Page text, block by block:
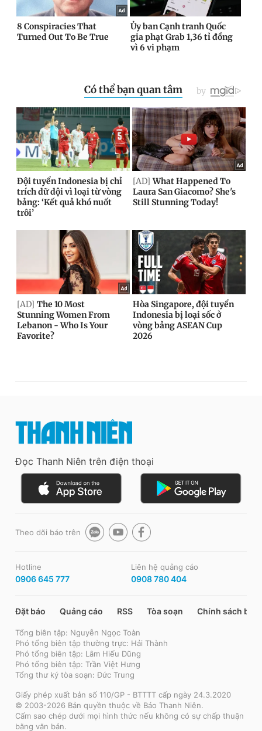
Đọc Thanh Niên trên điện thoại
Theo dõi báo trên
Hotline
0906 645 777
Liên hệ quảng cáo
0908 780 404
Đặt báo Quảng cáo RSS Tòa soạn Chính sách bảo
Tổng biên tập: Nguyễn Ngọc Toàn
Phó tổng biên tập thường trực: Hải Thành
Phó tổng biên tập: Lâm Hiếu Dũng
Phó tổng biên tập: Trần Việt Hưng
Tổng thư ký tòa soạn: Đức Trung
Giấy phép xuất bản số 110/GP - BTTTT cấp ngày 24.3.2020
© 2003-2026 Bản quyền thuộc về Báo Thanh Niên.
Cấm sao chép dưới mọi hình thức nếu không có sự chấp thuận
bằng văn bản.